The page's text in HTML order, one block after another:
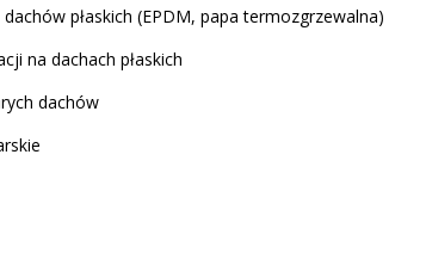
płaskich (EPDM, papa termozgrzewalna)
na dachach płaskich
dachów